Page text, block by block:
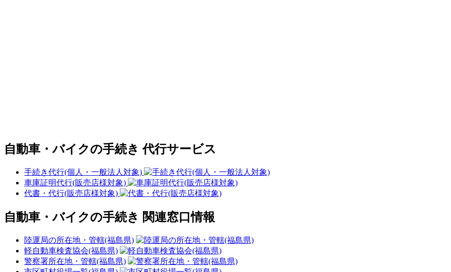
自動車・バイクの手続き 代行サービス
手続き代行(個人・一般法人対象)
車庫証明代行(販売店様対象)
代書・代行(販売店様対象)
自動車・バイクの手続き 関連窓口情報
陸運局の所在地・管轄(福島県)
軽自動車検査協会(福島県)
警察署所在地・管轄(福島県)